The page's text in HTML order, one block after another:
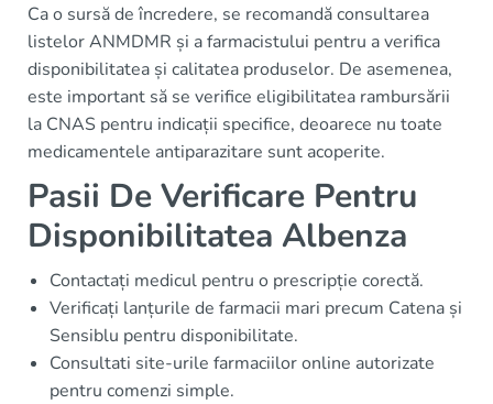
Ca o sursă de încredere, se recomandă consultarea
listelor ANMDMR și a farmacistului pentru a verifica
disponibilitatea și calitatea produselor. De asemenea,
este important să se verifice eligibilitatea rambursării
la CNAS pentru indicații specifice, deoarece nu toate
medicamentele antiparazitare sunt acoperite.
Pasii De Verificare Pentru
Disponibilitatea Albenza
Contactați medicul pentru o prescripție corectă.
Verificați lanțurile de farmacii mari precum Catena și
Sensiblu pentru disponibilitate.
Consultati site-urile farmaciilor online autorizate
pentru comenzi simple.